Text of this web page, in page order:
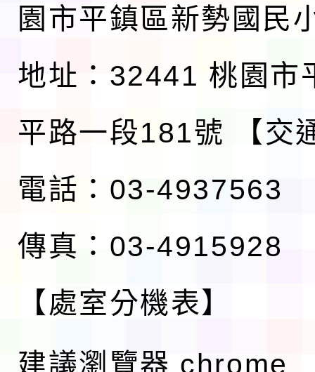
園市平鎮區新勢國民
地址：32441 桃園市
平路一段181號
【交
電話：03-4937563
傳真：03-4915928
【處室分機表】
建議瀏覽器 chrome